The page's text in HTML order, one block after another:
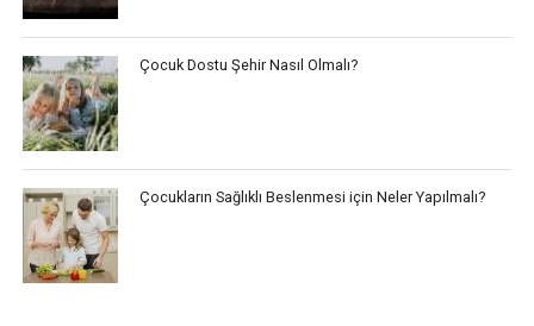
Çocuk Dostu Şehir Nasıl Olmalı?
Çocukların Sağlıklı Beslenmesi için Neler Yapılmalı?